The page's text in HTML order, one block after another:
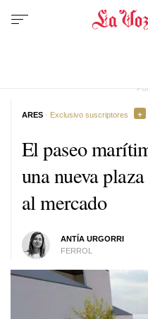
El paseo
una nueva
al mercado
ANTÍA URGORRI
FERROL
ARES · Exclusivo suscriptores